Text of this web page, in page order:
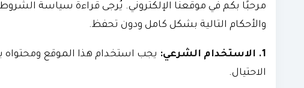
مرحبًا بكم في موقعنا الإلكتروني. يُرجى قراءة سياسة الشروط
والأحكام التالية بشكل كامل ودون تحفظ.
1. الاستخدام الشرعي:
يجب استخدام هذا الموقع
الاحتيال.